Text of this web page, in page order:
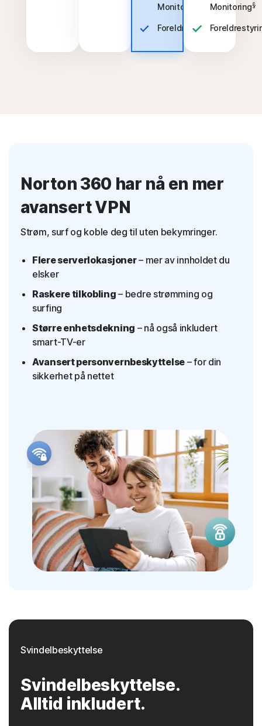
Monitoring
Foreldrestyring‡
Monitoring§
Norton 360 har nå en mer
avansert VPN
Strøm, surf og koble deg til uten bekymringer.
Flere serverlokasjoner– mer av innholdet du
elsker
Raskere tilkobling – bedre strømming og
surfing
Større enhetsdekning – nå også inkludert
smart-TV-er
Avansert personvernbeskyttelse – for din
sikkerhet på nettet
Svindelbeskyttelse
Svindelbeskyttelse.
Alltid inkludert.